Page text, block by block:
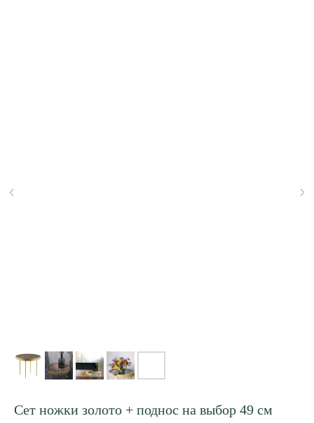
Сет ножки золото + поднос на выбор 49 см